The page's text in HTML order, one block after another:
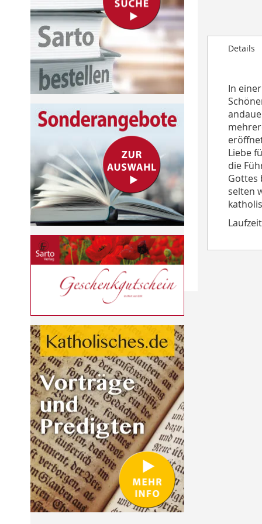
beginning
gallery
Details
In
Liebe
die
Gottes
selten